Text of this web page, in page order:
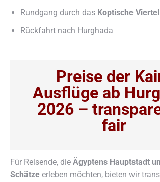
Rundgang durch das Koptische Viertel
Rückfahrt nach Hurghada
Preise der
Ausflüge ab
2026 –
fair
Für Reisende, die Ägyptens Hauptstadt
Schätze erleben möchten, bieten wir